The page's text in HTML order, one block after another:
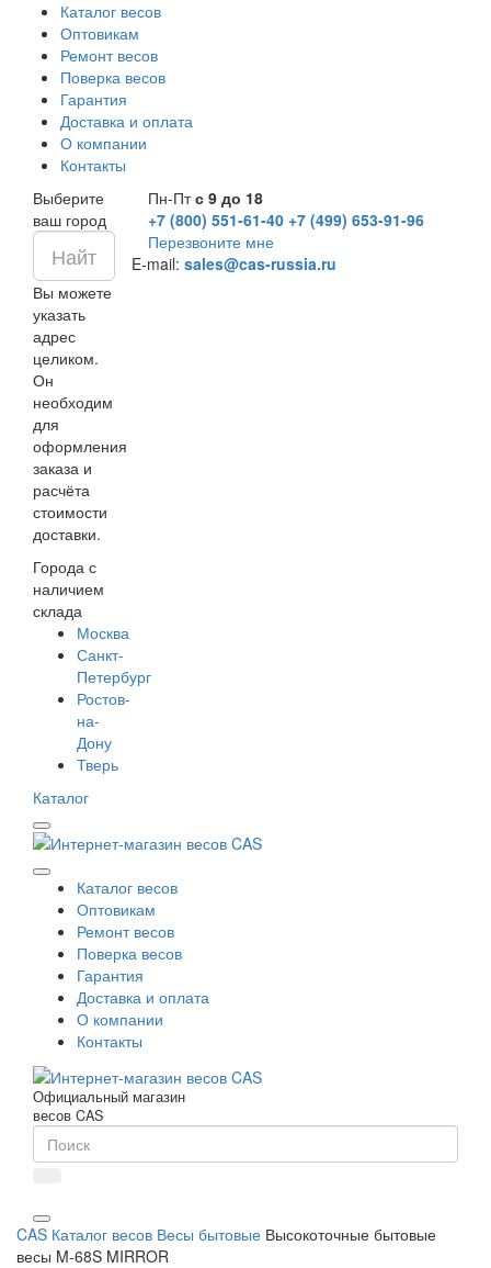
Каталог весов
Оптовикам
Ремонт весов
Поверка весов
Гарантия
Доставка и оплата
О компании
Контакты
Выберите
ваш город
Вы можете
указать
адрес
целиком.
Он
необходим
для
оформления
заказа и
расчёта
стоимости
доставки.
Города с
наличием
склада
Москва
Санкт-
Петербург
Ростов-
на-
Дону
Тверь
Пн-Птс 9 до 18
+7 (800) 551-61-40 +7 (499) 653-91-96
Перезвоните мне
E-mail: sales@cas-russia.ru
Каталог
Каталог весов
Оптовикам
Ремонт весов
Поверка весов
Гарантия
Доставка и оплата
О компании
Контакты
Официальный магазин
весов CAS
CAS Каталог весов Весы бытовые Высокоточные бытовые
весы M-68S MIRROR